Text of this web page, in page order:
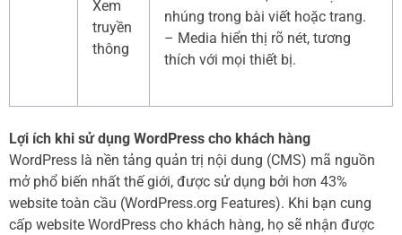
Xem
truyền
thông
nhúng trong bài viết hoặc trang.
– Media hiển thị rõ nét, tương
thích với mọi thiết bị.
Lợi ích khi sử dụng WordPress cho khách hàng
WordPress là nền tảng quản trị nội dung (CMS) mã nguồn
mở phổ biến nhất thế giới, được sử dụng bởi hơn 43%
website toàn cầu (WordPress.org Features). Khi bạn cung
cấp website WordPress cho khách hàng, họ sẽ nhận được